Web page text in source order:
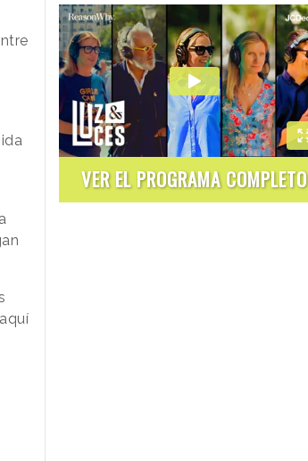
VER EL PROGRAMA COMPLETO